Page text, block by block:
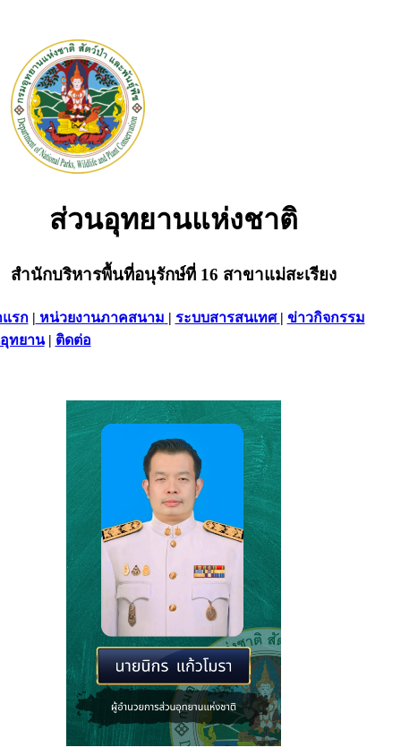
ส่วนอุทยานแห่งชาติ
สำนักบริหารพื้นที่อนุรักษ์ที่ 16 สาขาแม่สะเรียง
รก| หน่วยงานภาคสนาม | ระบบสารสนเทศ | ข่าวกิจกรรม
ทยาน| ติดต่อ